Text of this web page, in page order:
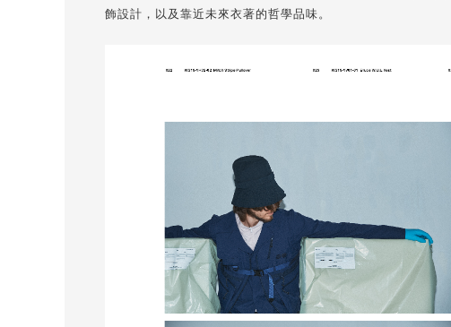
飾設計，以及靠近未來衣著的哲學品味。